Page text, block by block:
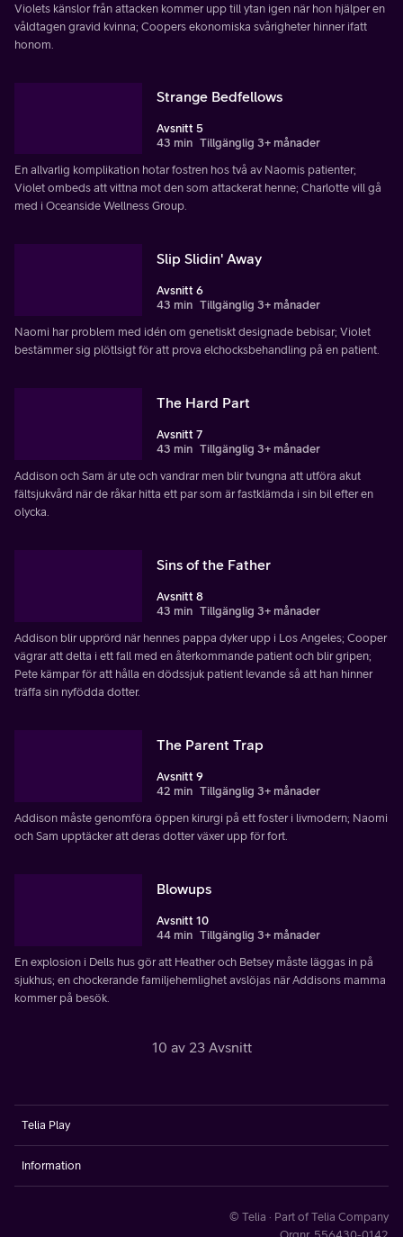
Violets känslor från attacken kommer upp till ytan igen när hon hjälper en
våldtagen gravid kvinna; Coopers ekonomiska svårigheter hinner ifatt
honom.
Strange Bedfellows
Avsnitt 5
43 min Tillgänglig 3+ månader
En allvarlig komplikation hotar fostren hos två av Naomis patienter;
Violet ombeds att vittna mot den som attackerat henne; Charlotte vill gå
med i Oceanside Wellness Group.
Slip Slidin' Away
Avsnitt 6
43 min Tillgänglig 3+ månader
Naomi har problem med idén om genetiskt designade bebisar; Violet
bestämmer sig plötlsigt för att prova elchocksbehandling på en patient.
The Hard Part
Avsnitt 7
43 min Tillgänglig 3+ månader
Addison och Sam är ute och vandrar men blir tvungna att utföra akut
fältsjukvård när de råkar hitta ett par som är fastklämda i sin bil efter en
olycka.
Sins of the Father
Avsnitt 8
43 min Tillgänglig 3+ månader
Addison blir upprörd när hennes pappa dyker upp i Los Angeles; Cooper
vägrar att delta i ett fall med en återkommande patient och blir gripen;
Pete kämpar för att hålla en dödssjuk patient levande så att han hinner
träffa sin nyfödda dotter.
The Parent Trap
Avsnitt 9
42 min Tillgänglig 3+ månader
Addison måste genomföra öppen kirurgi på ett foster i livmodern; Naomi
och Sam upptäcker att deras dotter växer upp för fort.
Blowups
Avsnitt 10
44 min Tillgänglig 3+ månader
En explosion i Dells hus gör att Heather och Betsey måste läggas in på
sjukhus; en chockerande familjehemlighet avslöjas när Addisons mamma
kommer på besök.
10 av 23 Avsnitt
Telia Play
Information
© Telia · Part of Telia Company